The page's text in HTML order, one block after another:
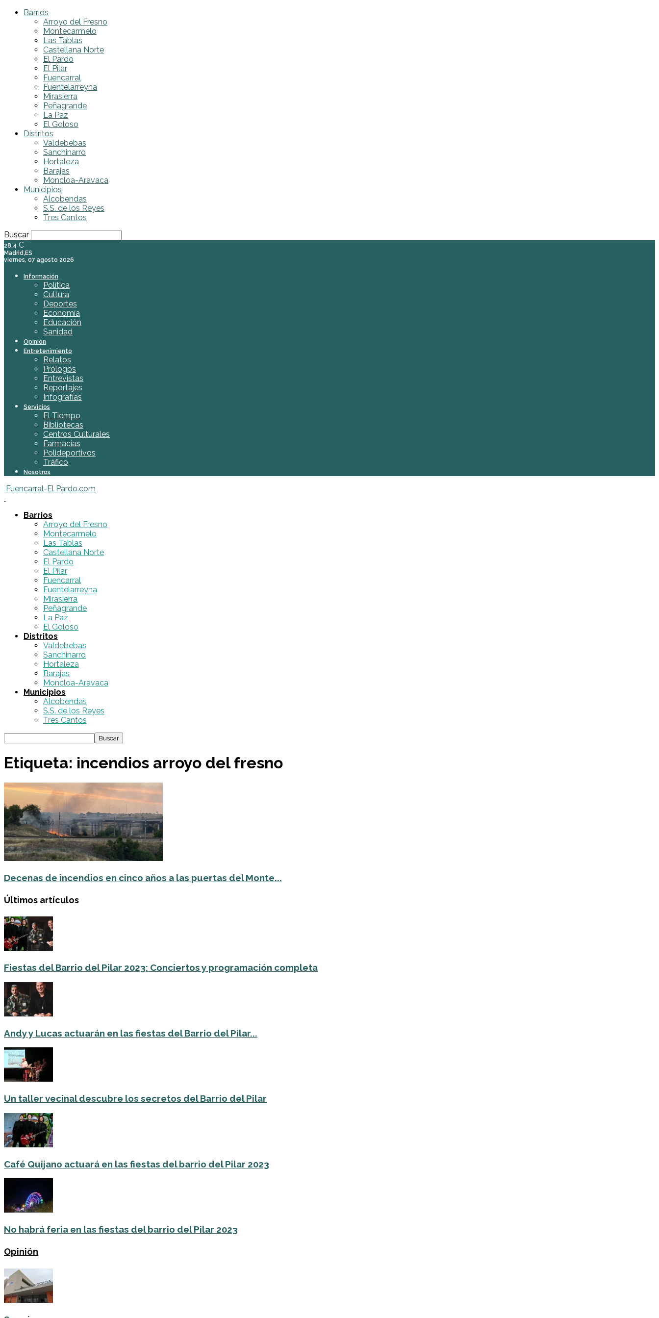
Barrios
Arroyo del Fresno
Montecarmelo
Las Tablas
Castellana Norte
El Pardo
El Pilar
Fuencarral
Fuentelarreyna
Mirasierra
Peñagrande
La Paz
El Goloso
Distritos
Valdebebas
Sanchinarro
Hortaleza
Barajas
Moncloa-Aravaca
Municipios
Alcobendas
S.S. de los Reyes
Tres Cantos
Buscar
28.4 C
Madrid,ES
viernes, 07 agosto 2026
Información
Política
Cultura
Deportes
Economía
Educación
Sanidad
Opinión
Entretenimiento
Relatos
Prólogos
Entrevistas
Reportajes
Infografías
Servicios
El Tiempo
Bibliotecas
Centros Culturales
Farmacias
Polideportivos
Tráfico
Nosotros
Fuencarral-El Pardo.com
Barrios
Arroyo del Fresno
Montecarmelo
Las Tablas
Castellana Norte
El Pardo
El Pilar
Fuencarral
Fuentelarreyna
Mirasierra
Peñagrande
La Paz
El Goloso
Distritos
Valdebebas
Sanchinarro
Hortaleza
Barajas
Moncloa-Aravaca
Municipios
Alcobendas
S.S. de los Reyes
Tres Cantos
Etiqueta: incendios arroyo del fresno
Decenas de incendios en cinco años a las puertas del Monte...
Últimos artículos
Fiestas del Barrio del Pilar 2023: Conciertos y programación completa
Andy y Lucas actuarán en las fiestas del Barrio del Pilar...
Un taller vecinal descubre los secretos del Barrio del Pilar
Café Quijano actuará en las fiestas del barrio del Pilar 2023
No habrá feria en las fiestas del barrio del Pilar 2023
Opinión